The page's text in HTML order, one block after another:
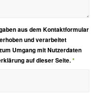
aus dem Kontaktformular
und verarbeitet
Umgang mit Nutzerdaten
auf dieser Seite.*